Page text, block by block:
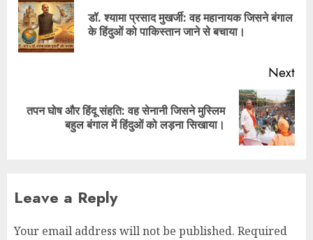
डॉ. श्यामा प्रसाद मुखर्जी: वह महानायक जिसने बंगाल
के हिंदुओं को पाकिस्तान जाने से बचाया।
Next
तपन घोष और हिंदू संहति: वह सेनानी जिसने मुस्लिम
बहुल बंगाल में हिंदुओं को लड़ना सिखाया।
Leave a Reply
Your email address will not be published. Required